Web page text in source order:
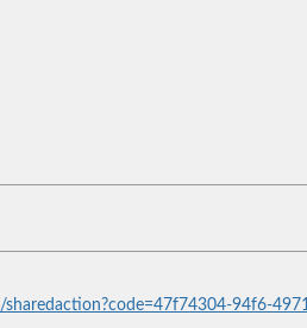
sharedaction?code=47f74304-94f6-